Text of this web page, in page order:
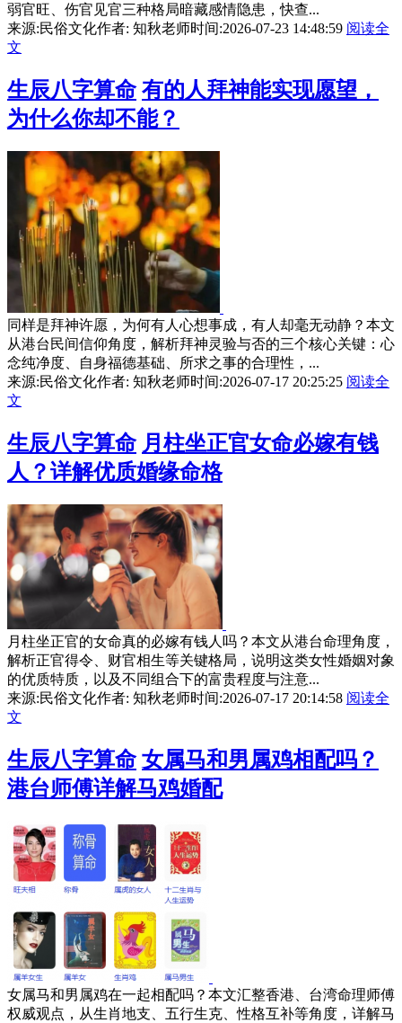
弱官旺、伤官见官三种格局暗藏感情隐患，快查...
来源:民俗文化作者: 知秋老师时间:2026-07-23 14:48:59 阅读全
文
生辰八字算命 有的人拜神能实现愿望，
为什么你却不能？
同样是拜神许愿，为何有人心想事成，有人却毫无动静？本文
从港台民间信仰角度，解析拜神灵验与否的三个核心关键：心
念纯净度、自身福德基础、所求之事的合理性，...
来源:民俗文化作者: 知秋老师时间:2026-07-17 20:25:25 阅读全
文
生辰八字算命 月柱坐正官女命必嫁有钱
人？详解优质婚缘命格
月柱坐正官的女命真的必嫁有钱人吗？本文从港台命理角度，
解析正官得令、财官相生等关键格局，说明这类女性婚姻对象
的优质特质，以及不同组合下的富贵程度与注意...
来源:民俗文化作者: 知秋老师时间:2026-07-17 20:14:58 阅读全
文
生辰八字算命 女属马和男属鸡相配吗？
港台师傅详解马鸡婚配
女属马和男属鸡在一起相配吗？本文汇整香港、台湾命理师傅
权威观点，从生肖地支、五行生克、性格互补等角度，详解马